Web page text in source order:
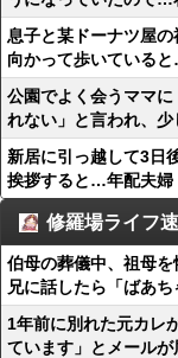
息子と某ドーナツ屋
向かって歩いている
公園でよく会うママ
れない」と言われ、少
新居に引っ越して3日
挨拶すると…年配夫婦
修羅場ライフ
伯母の葬儀中、祖母
兄に話したら「ばあ
1年前に別れた元カレ
ています」とメールが